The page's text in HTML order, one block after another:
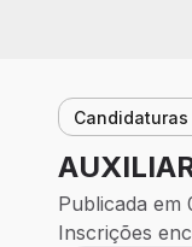
Publicada em
Inscrições